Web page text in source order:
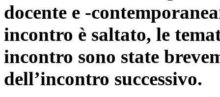
docente e -
incontro è saltato, le
incontro sono state
dell’incontro successivo.